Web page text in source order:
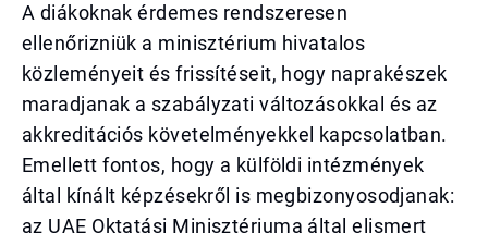
A diákoknak érdemes rendszeresen
ellenőrizniük a minisztérium hivatalos
közleményeit és frissítéseit, hogy naprakészek
maradjanak a szabályzati változásokkal és az
akkreditációs követelményekkel kapcsolatban.
Emellett fontos, hogy a külföldi intézmények
által kínált képzésekről is megbizonyosodjanak:
az UAE Oktatási Minisztériuma által elismert